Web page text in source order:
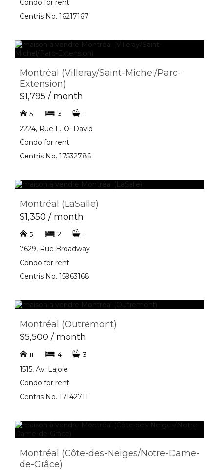
Condo for rent
Centris No. 16217167
Montréal (Villeray/Saint-Michel/Parc-
Extension)
$1,795 / month
5 3 1
2224, Rue L.-O.-David
Condo for rent
Centris No. 17532786
Montréal (LaSalle)
$1,350 / month
5 2 1
7629, Rue Broadway
Condo for rent
Centris No. 15963168
Montréal (Outremont)
$5,500 / month
11 4 3
1515, Av. Lajoie
Condo for rent
Centris No. 17142711
Montréal (Côte-des-Neiges/Notre-Dame-
de-Grâce)